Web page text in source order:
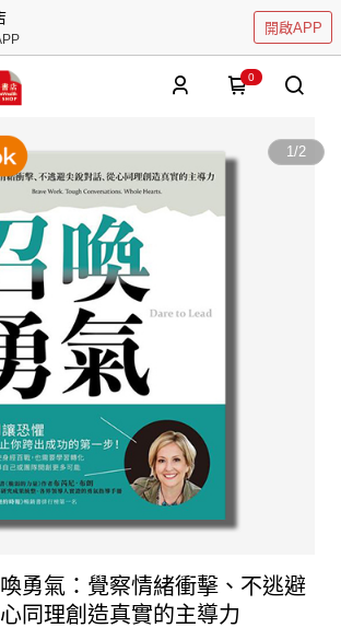
開啟APP
0
1/2
喚勇氣：覺察情緒衝擊、不逃避
同理創造真實的主導力